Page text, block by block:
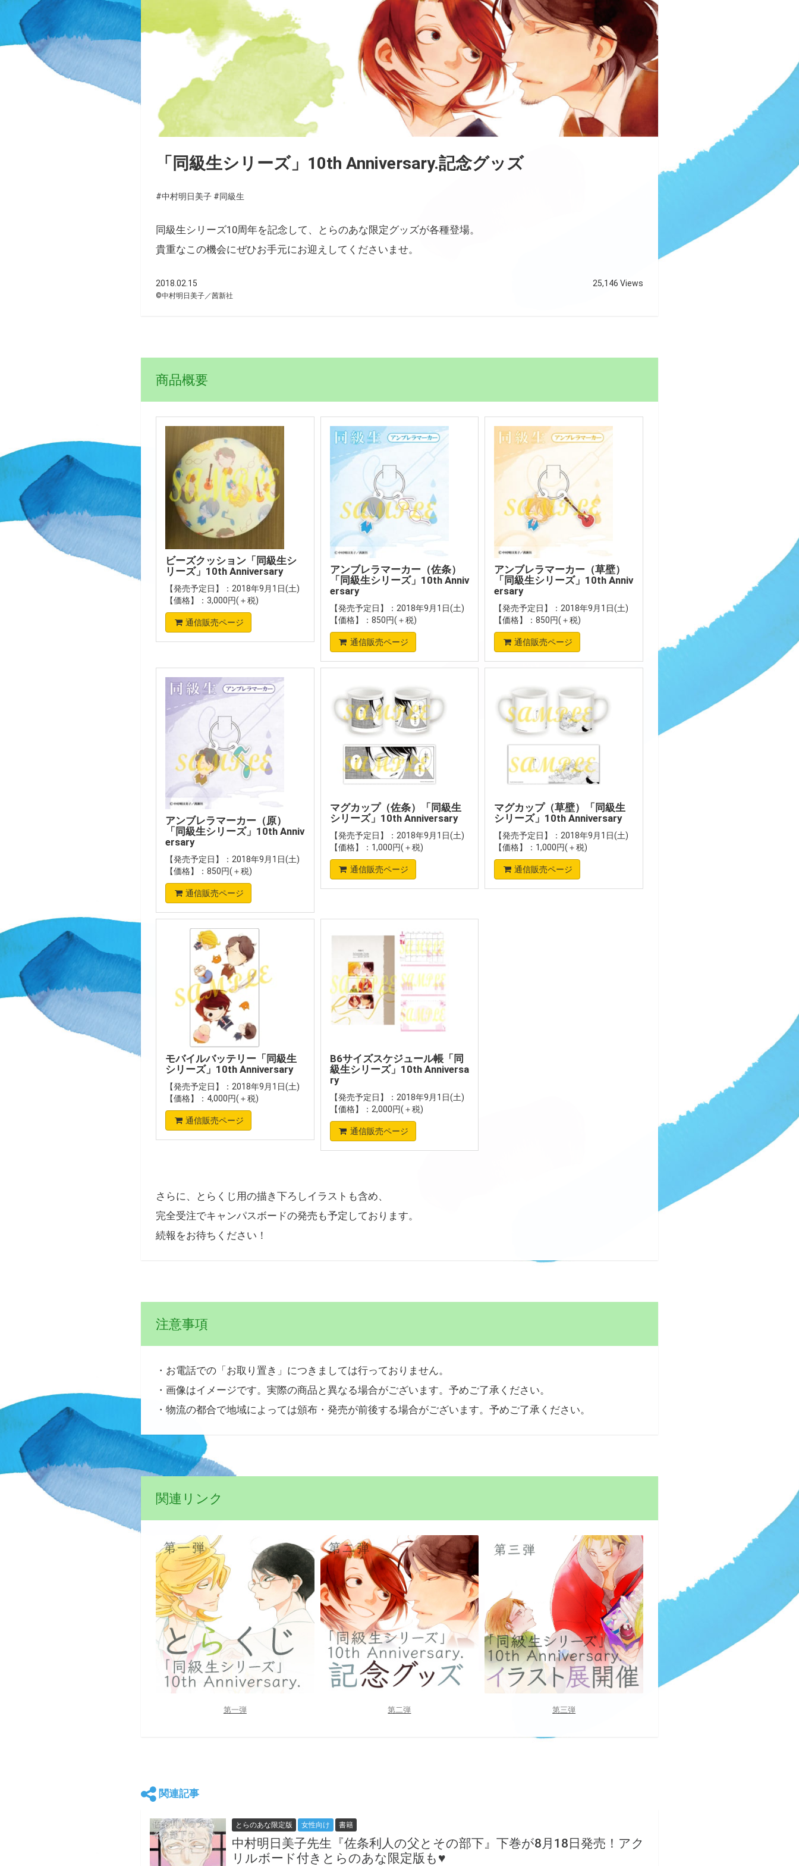
「同級生シリーズ」10th Anniversary.記念グッズ
#中村明日美子 #同級生
同級生シリーズ10周年を記念して、とらのあな限定グッズが各種登場。
貴重なこの機会にぜひお手元にお迎えしてくださいませ。
2018.02.15 25,146 Views
©中村明日美子／茜新社
商品概要
ビーズクッション「同級生シ
リーズ」10th Anniversary
【発売予定日】：2018年9月1日(土)
【価格】：3,000円(＋税)
通信販売ページ
アンブレラマーカー（佐条）
「同級生シリーズ」10th Anniv
ersary
【発売予定日】：2018年9月1日(土)
【価格】：850円(＋税)
通信販売ページ
アンブレラマーカー（草壁）
「同級生シリーズ」10th Anniv
ersary
【発売予定日】：2018年9月1日(土)
【価格】：850円(＋税)
通信販売ページ
アンブレラマーカー（原）
「同級生シリーズ」10th Anniv
ersary
【発売予定日】：2018年9月1日(土)
【価格】：850円(＋税)
通信販売ページ
マグカップ（佐条）「同級生
シリーズ」10th Anniversary
【発売予定日】：2018年9月1日(土)
【価格】：1,000円(＋税)
通信販売ページ
マグカップ（草壁）「同級生
シリーズ」10th Anniversary
【発売予定日】：2018年9月1日(土)
【価格】：1,000円(＋税)
通信販売ページ
モバイルバッテリー「同級生
シリーズ」10th Anniversary
【発売予定日】：2018年9月1日(土)
【価格】：4,000円(＋税)
通信販売ページ
B6サイズスケジュール帳「同
級生シリーズ」10th Anniversa
ry
【発売予定日】：2018年9月1日(土)
【価格】：2,000円(＋税)
通信販売ページ
さらに、とらくじ用の描き下ろしイラストも含め、
完全受注でキャンパスボードの発売も予定しております。
続報をお待ちください！
注意事項
・お電話での「お取り置き」につきましては行っておりません。
・画像はイメージです。実際の商品と異なる場合がございます。予めご了承ください。
・物流の都合で地域によっては頒布・発売が前後する場合がございます。予めご了承ください。
関連リンク
第一弾 第二弾 第三弾
関連記事
とらのあな限定版 女性向け 書籍
中村明日美子先生『佐条利人の父とその部下』下巻が8月18日発売！アク
リルボード付きとらのあな限定版も♥